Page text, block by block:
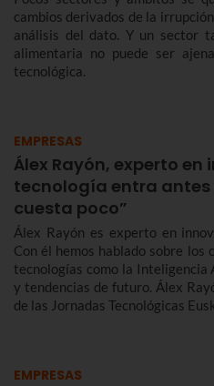
cambios derivados de la
análisis del dato. Y un sector
alimentaria no puede ser
tecnológica.
EMPRESAS
Álex Rayón, experto en
tecnología entra
cuesta poco”
Álex Rayón es experto en
Con él hemos hablado sobre los
tecnologías como la
y tendencias de futuro. Álex
de las Jornadas Tecnológicas
EMPRESAS